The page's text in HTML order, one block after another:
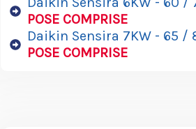
POSE COMPRISE
Daikin Sensira 7KW - 65
POSE COMPRISE